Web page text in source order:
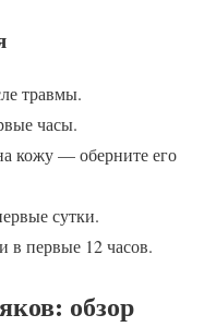
травмы.
часы.
кожу — оберните его
сутки.
в первые 12 часов.
обзор